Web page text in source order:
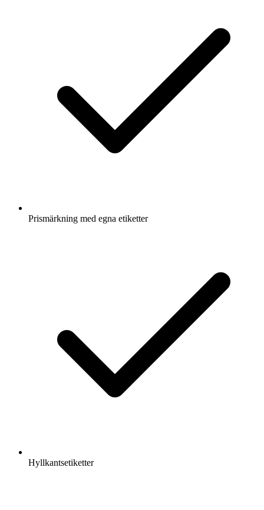
Prismärkning med egna etiketter
Hyllkantsetiketter